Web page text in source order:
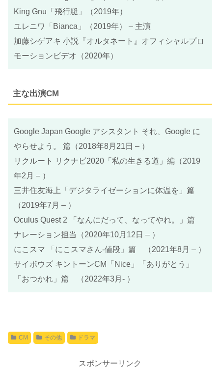
King Gnu「飛行艇」（2019年）
ユレニワ「Bianca」（2019年） – 主演
加藤シゲアキ 小説『オルタネート』オフィシャルプロ
モーションビデオ（2020年）
主な出演CM
Google Japan Google アシスタント それ、Google に
やらせよう。 篇（2018年8月21日 – ）
リクルート リクナビ2020「私の生きる道」編（2019
年2月 – ）
三井住友海上「デジタライゼーションに体温を」篇
（2019年7月 – ）
Oculus Quest 2 「なんにだって、なってやれ。」篇
ナレーション担当（2020年10月12日 – ）
にこスマ 「にこスマさん-値段」篇 （2021年8月 – ）
サイボウズ キントーンCM「Nice」「ありがとう」
「おつかれ」篇 （2022年3月- ）
CM その他 ドラマ
スポンサーリンク